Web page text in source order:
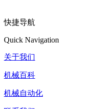
快捷导航
Quick Navigation
关于我们
机械百科
机械自动化